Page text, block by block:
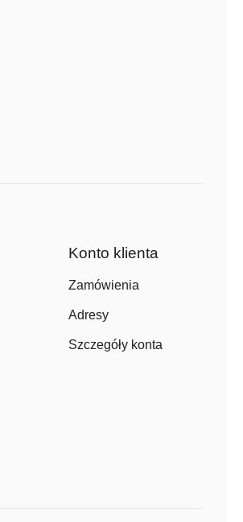
Konto klienta
Zamówienia
Adresy
Szczegóły konta